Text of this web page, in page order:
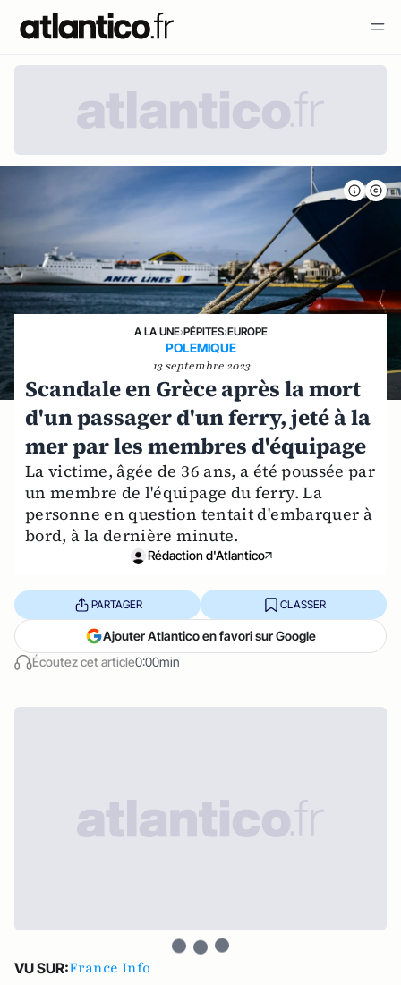
A LA UNE›PÉPITES›EUROPE
POLEMIQUE
13 septembre 2023
Scandale en Grèce après la mort
d'un passager d'un ferry, jeté à la
mer par les membres d'équipage
La victime, âgée de 36 ans, a été poussée par
un membre de l'équipage du ferry. La
personne en question tentait d'embarquer à
bord, à la dernière minute.
Rédaction d'Atlantico
Écoutez cet article0:00min
PARTAGER CLASSER
Ajouter Atlantico en favori sur Google
VU SUR:France Info